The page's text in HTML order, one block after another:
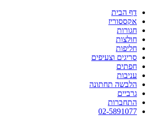
דף הבית
אקססוריז
חגורות
חולצות
חליפות
סריגים וצעיפים
חפתים
עניבות
הלבשה תחתונה
גרביים
התחברות
02-5891077